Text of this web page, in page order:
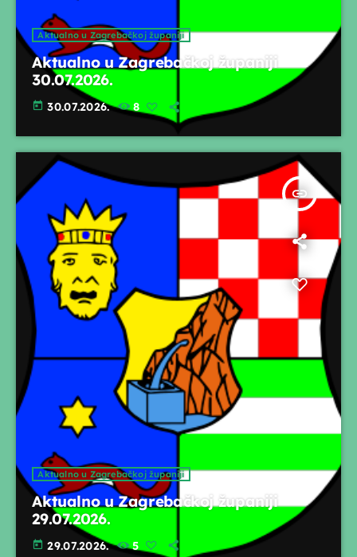
Aktualno u Zagrebačkoj županiji
Aktualno u Zagrebačkoj županiji
30.07.2026.
today 30.07.2026. 8
insert_link
Aktualno u Zagrebačkoj županiji
Aktualno u Zagrebačkoj županiji
29.07.2026.
today 29.07.2026. 5